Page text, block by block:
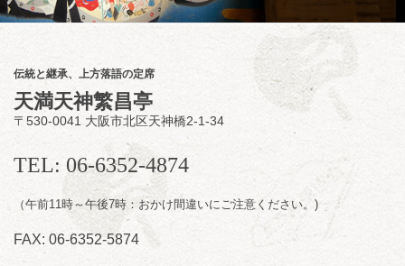
2020
★菟道亭配信あり
配信の
購入はこちらをクリック
8月11日（火）
昼席：番組案内
桂九寿玉／桂弥太郎／桂かい枝※／けんたと
ももえ（音曲漫才）※／笑福亭三喬／桂米平
～仲入～桂咲之輔／林家染団治／キタノ大地
（マジック）／笑福亭松枝（※…配信はござ
伝統と継承、上方落語の定席
天満天神繁昌亭
〒530-0041 大阪市北区天神橋2-1-34
TEL: 06-6352-4874
（午前11時～午後7時：おかけ間違いにご注意ください。)
FAX: 06-6352-5874